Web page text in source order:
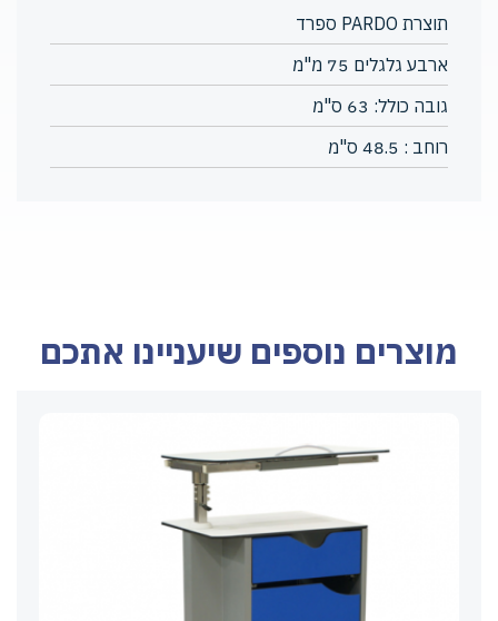
תוצרת PARDO ספרד
ארבע גלגלים 75 מ"מ
גובה כולל: 63 ס"מ
רוחב : 48.5 ס"מ
מוצרים נוספים שיעניינו אתכם